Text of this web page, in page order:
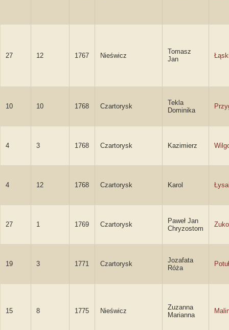
27 12 1767 Nieświcz
Tomasz
Jan
10 10 1768 Czartorysk
Tekla
Dominika
4 3 1768 Czartorysk Kazimierz
4 12 1768 Czartorysk Karol
27 1 1769 Czartorysk
Paweł Jan
Chryzostom
19 3 1771 Czartorysk
Jozafata
Róża
15 8 1775 Nieświcz
Zuzanna
Marianna